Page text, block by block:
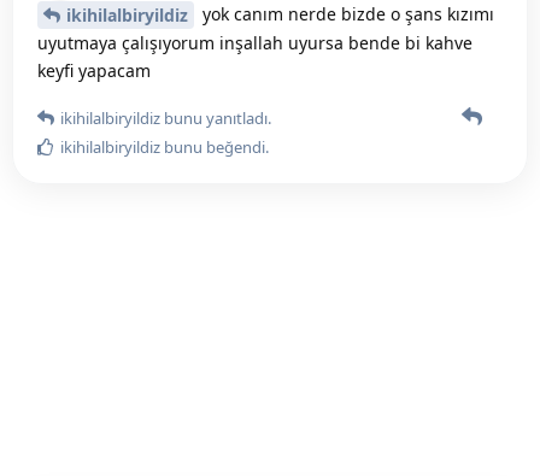
ikihilalbiryildiz
yok canım nerde bizde o şans kızımı
uyutmaya çalışıyorum inşallah uyursa bende bi kahve
keyfi yapacam
ikihilalbiryildiz bunu yanıtladı.
ikihilalbiryildiz bunu beğendi.